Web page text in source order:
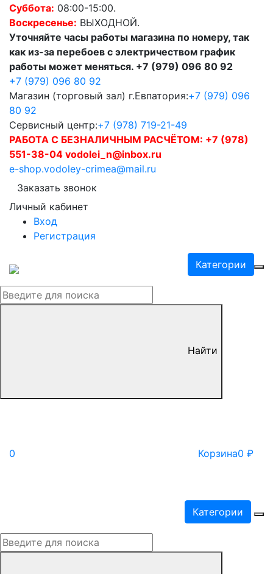
Суббота: 08:00-15:00.
Воскресенье: ВЫХОДНОЙ.
Уточняйте часы работы магазина по номеру, так
как из-за перебоев с электричеством график
работы может меняться. +7 (979) 096 80 92
+7 (979) 096 80 92
Магазин (торговый зал) г.Евпатория:+7 (979) 096
80 92
Сервисный центр:+7 (978) 719-21-49
РАБОТА С БЕЗНАЛИЧНЫМ РАСЧЁТОМ: +7 (978)
551-38-04 vodolei_n@inbox.ru
e-shop.vodoley-crimea@mail.ru
Заказать звонок
Личный кабинет
Вход
Регистрация
Категории
Найти
0 Корзина0 ₽
Категории